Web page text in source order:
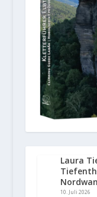
Laura
10. Juli 2026